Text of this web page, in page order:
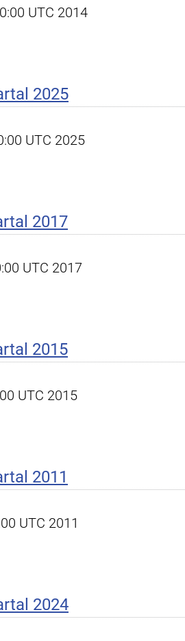
UTC 2014
2025
UTC 2025
2017
UTC 2017
2015
UTC 2015
2011
UTC 2011
2024